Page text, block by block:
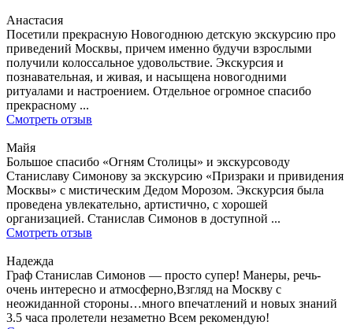
Анастасия
Посетили прекрасную Новогоднюю детскую экскурсию про
приведений Москвы, причем именно будучи взрослыми
получили колоссальное удовольствие. Экскурсия и
познавательная, и живая, и насыщена новогодними
ритуалами и настроением. Отдельное огромное спасибо
прекрасному ...
Смотреть отзыв
Майя
Большое спасибо «Огням Столицы» и экскурсоводу
Станиславу Симонову за экскурсию «Призраки и привидения
Москвы» с мистическим Дедом Морозом. Экскурсия была
проведена увлекательно, артистично, с хорошей
организацией. Станислав Симонов в доступной ...
Смотреть отзыв
Надежда
Граф Станислав Симонов — просто супер! Манеры, речь-
очень интересно и атмосферно,Взгляд на Москву с
неожиданной стороны…много впечатлений и новых знаний
3.5 часа пролетели незаметно Всем рекомендую!